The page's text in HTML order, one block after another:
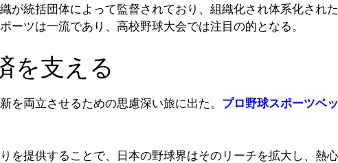
が統括団体によって監督されており、組織化され体系化され
ツは一流であり、高校野球大会では注目の的となる。
を支える
を両立させるための思慮深い旅に出た。 プロ野球スポーツベ
を提供することで、日本の野球界はそのリーチを拡大し、熱